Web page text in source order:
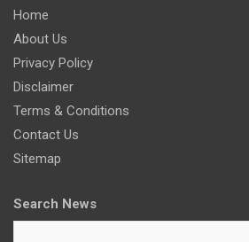
Home
About Us
Privacy Policy
Disclaimer
Terms & Conditions
Contact Us
Sitemap
Search News